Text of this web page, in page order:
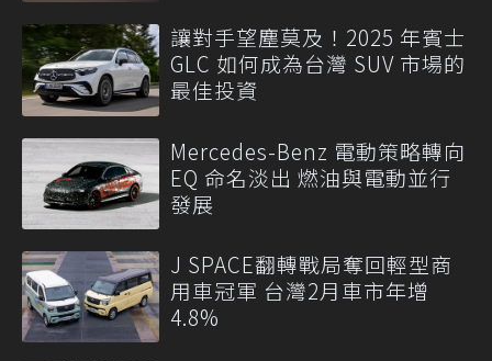
讓對手望塵莫及！2025 年賓士
GLC 如何成為台灣 SUV 市場的
最佳投資
Mercedes-Benz 電動策略轉向
EQ 命名淡出 燃油與電動並行
發展
J SPACE翻轉戰局奪回輕型商
用車冠軍 台灣2月車市年增
4.8%